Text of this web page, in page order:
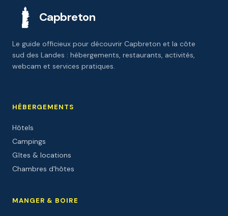
Capbreton
Le guide officieux pour découvrir Capbreton et la côte
sud des Landes : hébergements, restaurants, activités,
webcam et services pratiques.
HÉBERGEMENTS
Hôtels
Campings
Gîtes & locations
Chambres d'hôtes
MANGER & BOIRE